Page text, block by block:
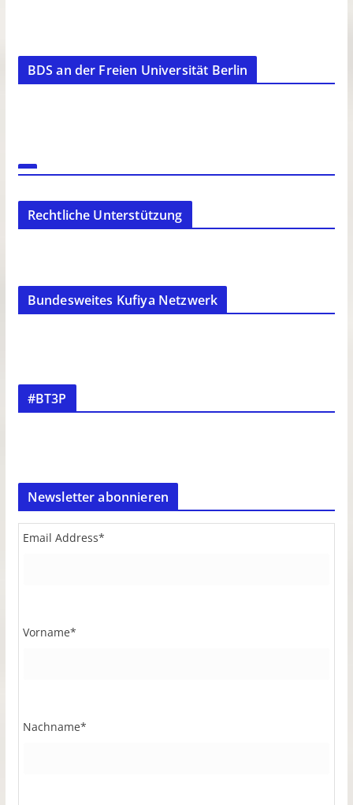
BDS an der Freien Universität Berlin
Rechtliche Unterstützung
Bundesweites Kufiya Netzwerk
#BT3P
Newsletter abonnieren
Email Address*
Vorname*
Nachname*